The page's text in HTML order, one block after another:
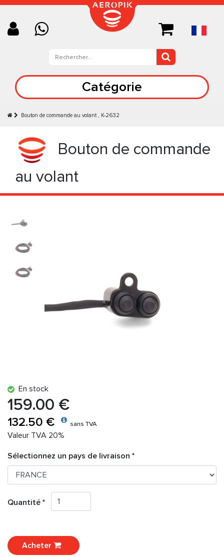
Catégorie
Bouton de commande au volant , K-2632
Bouton de commande
au volant
En stock
159.00 €
132.50 € sans TVA
Valeur TVA 20%
Sélectionnez un pays de livraison *
Quantité *
Acheter